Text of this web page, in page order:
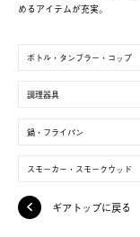
めるアイテムが充実。
ボトル・タンブラー・コップ
調理器具
鍋・フライパン
スモーカー・スモークウッド
ギアトップに戻る